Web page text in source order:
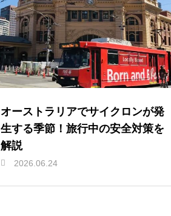
オーストラリアでサイクロンが発
生する季節！旅行中の安全対策を
解説
2026.06.24